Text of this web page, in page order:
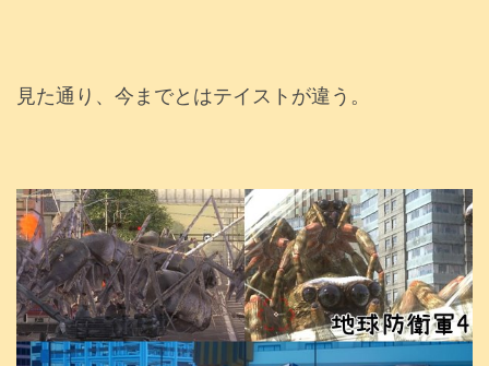
見た通り、今までとはテイストが違う。